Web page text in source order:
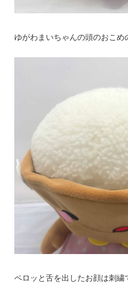
ゆがわまいちゃんの頭のおこ
ペロッと舌を出したお顔は刺繍